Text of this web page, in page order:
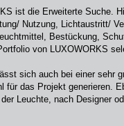
ist die Erweiterte Suche.
Nutzung, Lichtaustritt/
Bestückung,
von LUXOWORKS
sich auch bei einer sehr
für das Projekt generieren.
Leuchte, nach Designer